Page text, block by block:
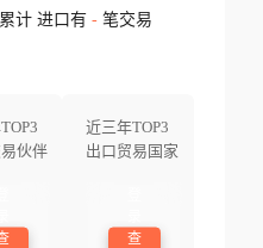
计 进口有 -笔交易
伙伴
近三年TOP3
出口贸易国家
查